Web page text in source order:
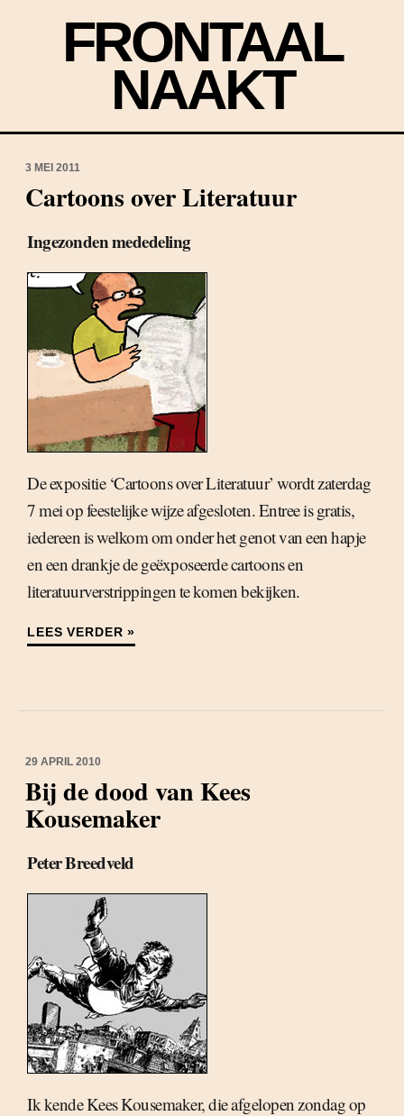
FRONTAAL
NAAKT
3 MEI 2011
Cartoons over Literatuur
Ingezonden mededeling
De expositie ‘Cartoons over Literatuur’ wordt zaterdag
7 mei op feestelijke wijze afgesloten. Entree is gratis,
iedereen is welkom om onder het genot van een hapje
en een drankje de geëxposeerde cartoons en
literatuurverstrippingen te komen bekijken.
LEES VERDER »
29 APRIL 2010
Bij de dood van Kees
Kousemaker
Peter Breedveld
Ik kende Kees Kousemaker, die afgelopen zondag op